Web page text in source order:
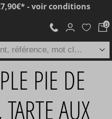
PIE DE
AUX
- voir conditions
marque, saveur, ingrédient, référence, mot clé...